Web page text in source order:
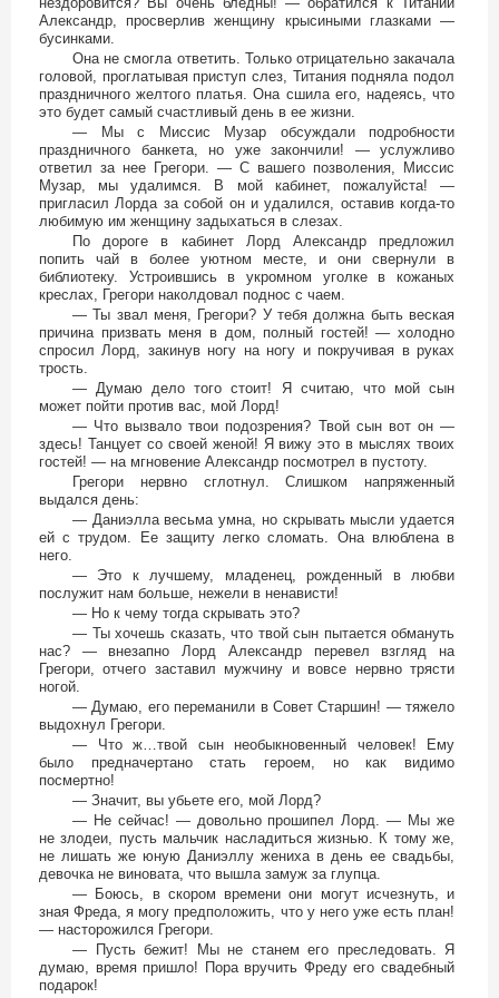
Александр, просверлив женщину крысиными глазками —
бусинками.
Она не смогла ответить. Только отрицательно закачала
головой, проглатывая приступ слез, Титания подняла подол
праздничного желтого платья. Она сшила его, надеясь, что
это будет самый счастливый день в ее жизни.
— Мы с Миссис Музар обсуждали подробности
праздничного банкета, но уже закончили! — услужливо
ответил за нее Грегори. — С вашего позволения, Миссис
Музар, мы удалимся. В мой кабинет, пожалуйста! —
пригласил Лорда за собой он и удалился, оставив когда-то
любимую им женщину задыхаться в слезах.
По дороге в кабинет Лорд Александр предложил
попить чай в более уютном месте, и они свернули в
библиотеку. Устроившись в укромном уголке в кожаных
креслах, Грегори наколдовал поднос с чаем.
— Ты звал меня, Грегори? У тебя должна быть веская
причина призвать меня в дом, полный гостей! — холодно
спросил Лорд, закинув ногу на ногу и покручивая в руках
трость.
— Думаю дело того стоит! Я считаю, что мой сын
может пойти против вас, мой Лорд!
— Что вызвало твои подозрения? Твой сын вот он —
здесь! Танцует со своей женой! Я вижу это в мыслях твоих
гостей! — на мгновение Александр посмотрел в пустоту.
Грегори нервно сглотнул. Слишком напряженный
выдался день:
— Даниэлла весьма умна, но скрывать мысли удается
ей с трудом. Ее защиту легко сломать. Она влюблена в
него.
— Это к лучшему, младенец, рожденный в любви
послужит нам больше, нежели в ненависти!
— Но к чему тогда скрывать это?
— Ты хочешь сказать, что твой сын пытается обмануть
нас? — внезапно Лорд Александр перевел взгляд на
Грегори, отчего заставил мужчину и вовсе нервно трясти
ногой.
— Думаю, его переманили в Совет Старшин! — тяжело
выдохнул Грегори.
— Что ж…твой сын необыкновенный человек! Ему
было предначертано стать героем, но как видимо
посмертно!
— Значит, вы убьете его, мой Лорд?
— Не сейчас! — довольно прошипел Лорд. — Мы же
не злодеи, пусть мальчик насладиться жизнью. К тому же,
не лишать же юную Даниэллу жениха в день ее свадьбы,
девочка не виновата, что вышла замуж за глупца.
— Боюсь, в скором времени они могут исчезнуть, и
зная Фреда, я могу предположить, что у него уже есть план!
— насторожился Грегори.
— Пусть бежит! Мы не станем его преследовать. Я
думаю, время пришло! Пора вручить Фреду его свадебный
подарок!